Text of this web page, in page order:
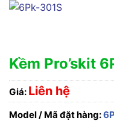
Kềm Pro’skit
Giá: Liên hệ
Model / Mã đặt hàng: